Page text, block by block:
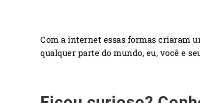
Com a internet essas formas criaram
qualquer parte do mundo, eu, você e